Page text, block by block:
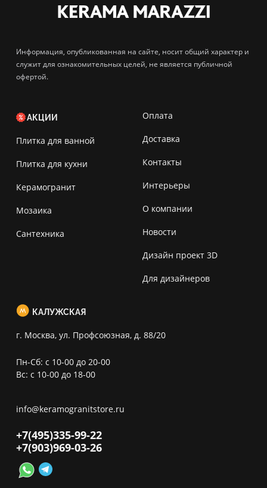
Информация, опубликованная на сайте, носит общий характер и
служит для ознакомительных целей, не является публичной
офертой.
АКЦИИ
Плитка для ванной
Плитка для кухни
Керамогранит
Мозаика
Сантехника
Оплата
Доставка
Контакты
Интерьеры
О компании
Новости
Дизайн проект 3D
Для дизайнеров
КАЛУЖСКАЯ
г. Москва, ул. Профсоюзная, д. 88/20
Пн-Сб: с 10-00 до 20-00
Вс: с 10-00 до 18-00
info@keramogranitstore.ru
+7(495)335-99-22
+7(903)969-03-26